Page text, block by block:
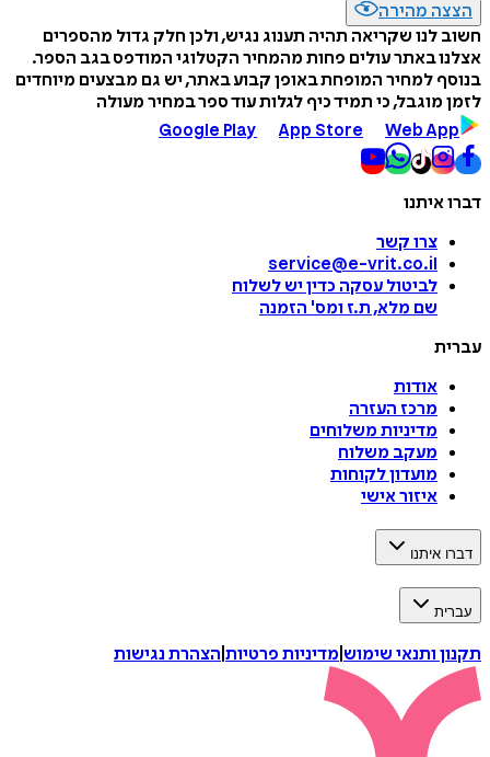
הצצה מהירה
חשוב לנו שקריאה תהיה תענוג נגיש, ולכן חלק גדול מהספרים
אצלנו באתר עולים פחות מהמחיר הקטלוגי המודפס בגב הספר.
בנוסף למחיר המופחת באופן קבוע באתר, יש גם מבצעים מיוחדים
לזמן מוגבל, כי תמיד כיף לגלות עוד ספר במחיר מעולה
Google Play
App Store Web App
דברו איתנו
צרו קשר
service@e-vrit.co.il
לביטול עסקה כדין יש לשלוח
שם מלא, ת.ז ומס' הזמנה
עברית
אודות
מרכז העזרה
מדיניות משלוחים
מעקב משלוח
מועדון לקוחות
איזור אישי
דברו איתנו
עברית
תקנון ותנאי שימוש מדיניות פרטיות הצהרת נגישות